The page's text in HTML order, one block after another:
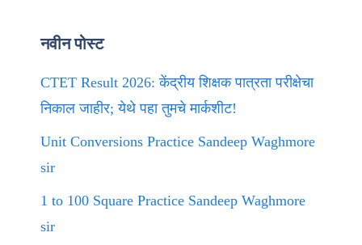
नवीन पोस्ट
CTET Result 2026: केंद्रीय शिक्षक पात्रता परीक्षेचा
निकाल जाहीर; येथे पहा तुमचे मार्कशीट!
Unit Conversions Practice Sandeep Waghmore
sir
1 to 100 Square Practice Sandeep Waghmore
sir